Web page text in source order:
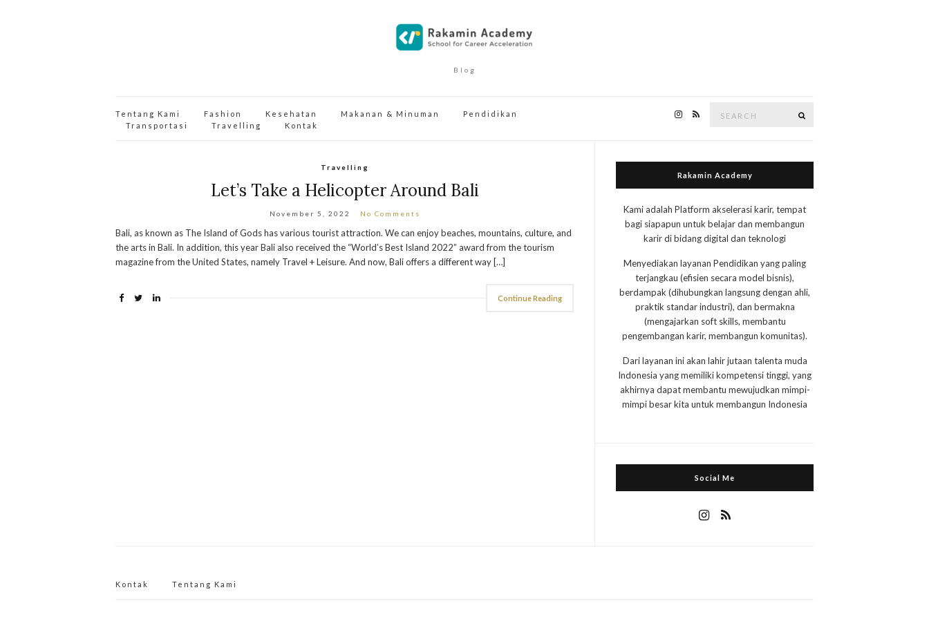
Blog
Tentang Kami Fashion Kesehatan Makanan & Minuman
Pendidikan
Transportasi
Travelling Kontak
Travelling
Let’s Take a Helicopter Around Bali
November 5, 2022 No Comments
Bali, as known as The Island of Gods has various tourist attraction. We can enjoy beaches, mountains, culture, and
the arts in Bali. In addition, this year Bali also received the “World’s Best Island 2022” award from the tourism
magazine from the United States, namely Travel + Leisure. And now, Bali offers a different way […]
Continue Reading
Rakamin Academy
Kami adalah Platform akselerasi karir, tempat
bagi siapapun untuk belajar dan membangun
karir di bidang digital dan teknologi
Menyediakan layanan Pendidikan yang paling
terjangkau (efisien secara model bisnis),
berdampak (dihubungkan langsung dengan ahli,
praktik standar industri), dan bermakna
(mengajarkan soft skills, membantu
pengembangan karir, membangun komunitas).
Dari layanan ini akan lahir jutaan talenta muda
Indonesia yang memiliki kompetensi tinggi, yang
akhirnya dapat membantu mewujudkan mimpi-
mimpi besar kita untuk membangun Indonesia
Social Me
Kontak Tentang Kami